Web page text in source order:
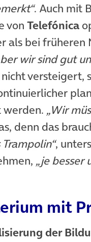
. Auch mit
von Telefónica
als bei früheren
wir sind gut
„Wir
denn das
,
„je besser
mit
der